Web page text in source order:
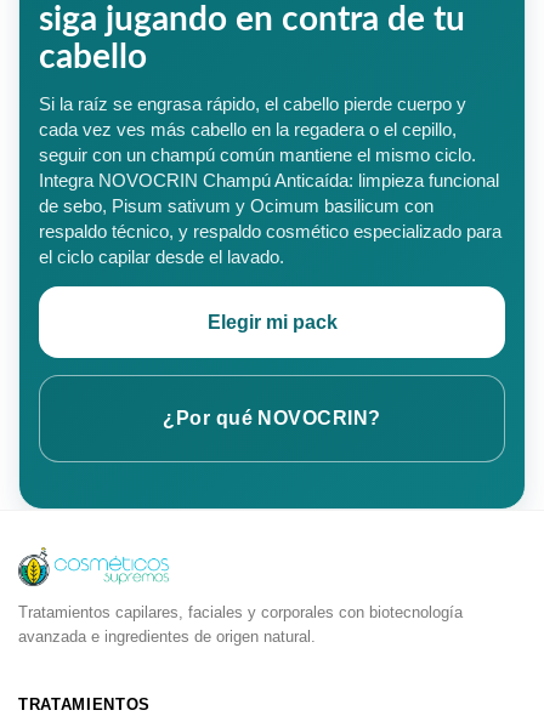
siga jugando en contra de tu
cabello
Si la raíz se engrasa rápido, el cabello pierde cuerpo y
cada vez ves más cabello en la regadera o el cepillo,
seguir con un champú común mantiene el mismo ciclo.
Integra NOVOCRIN Champú Anticaída: limpieza funcional
de sebo, Pisum sativum y Ocimum basilicum con
respaldo técnico, y respaldo cosmético especializado para
el ciclo capilar desde el lavado.
Elegir mi pack
¿Por qué NOVOCRIN?
Valoraciones (4)
Si tu cuero cabelludo se engrasa rápido, la raíz se siente
Tratamientos capilares, faciales y corporales con biotecnología
avanzada e ingredientes de origen natural.
TRATAMIENTOS